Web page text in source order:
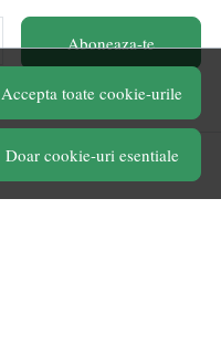
Accepta toate cookie-urile
Doar cookie-uri esentiale
Aboneaza-te